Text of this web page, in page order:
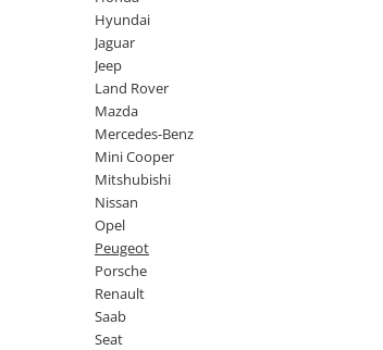
Mercedes-Benz
Mini Cooper
Mitshubishi
Manson schimbator viteze
Alte accesorii
Ornamente
Piese exterior
Senzori parcare dedicati
Grile aerisire
Camere mers inapoi
Capace oglinzi
Hyundai
Jaguar
Jeep
Land Rover
Mazda
Mercedes-Benz
Mini Cooper
Mitshubishi
Nissan
Opel
Peugeot
Porsche
Renault
Saab
Seat